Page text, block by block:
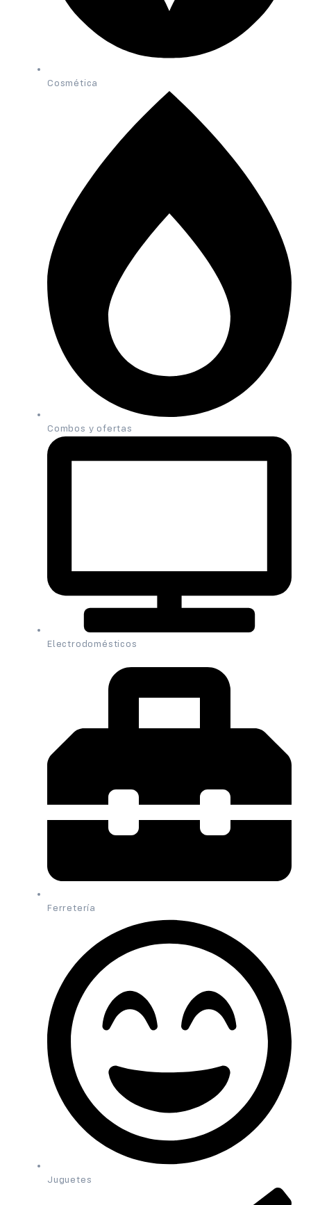
Cosmética
Combos y ofertas
Electrodomésticos
Ferretería
Juguetes